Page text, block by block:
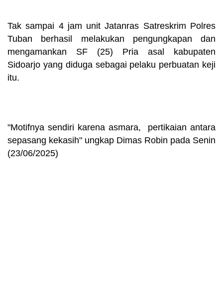
Tak sampai 4 jam unit Jatanras Satreskrim Polres
Tuban berhasil melakukan pengungkapan dan
mengamankan SF (25) Pria asal kabupaten
Sidoarjo yang diduga sebagai pelaku perbuatan keji
itu.
"Motifnya sendiri karena asmara, pertikaian antara
sepasang kekasih" ungkap Dimas Robin pada Senin
(23/06/2025)